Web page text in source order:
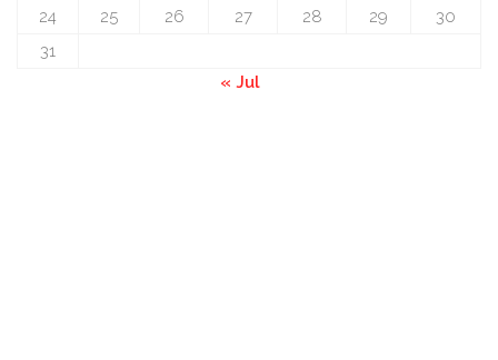
24
25 26 27 28 29
30
31
« Jul